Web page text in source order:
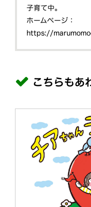
子育て中。
ホームページ：
https://
こちらもあ